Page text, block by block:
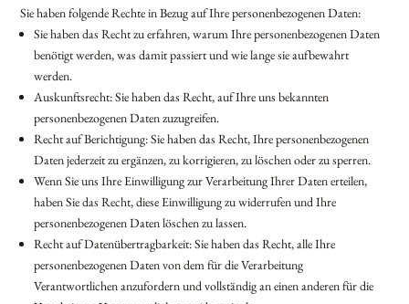
Sie haben folgende Rechte in Bezug auf Ihre personenbezogenen Daten:
Sie haben das Recht zu erfahren, warum Ihre personenbezogenen Daten
benötigt werden, was damit passiert und wie lange sie aufbewahrt
werden.
Auskunftsrecht: Sie haben das Recht, auf Ihre uns bekannten
personenbezogenen Daten zuzugreifen.
Recht auf Berichtigung: Sie haben das Recht, Ihre personenbezogenen
Daten jederzeit zu ergänzen, zu korrigieren, zu löschen oder zu sperren.
Wenn Sie uns Ihre Einwilligung zur Verarbeitung Ihrer Daten erteilen,
haben Sie das Recht, diese Einwilligung zu widerrufen und Ihre
personenbezogenen Daten löschen zu lassen.
Recht auf Datenübertragbarkeit: Sie haben das Recht, alle Ihre
personenbezogenen Daten von dem für die Verarbeitung
Verantwortlichen anzufordern und vollständig an einen anderen für die